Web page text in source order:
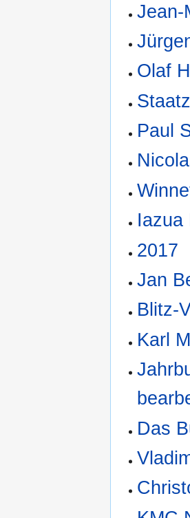
Jean-
Olaf
Staatz
Paul
Iazua
2017
Jan
Blitz-
Karl
Das